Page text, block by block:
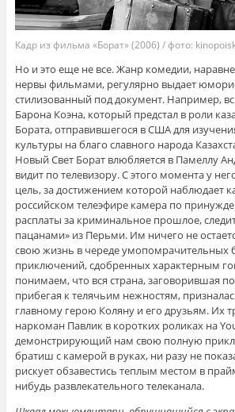
Кадр из фильма «Борат» (2006) / фото:
Но и это еще не все. Жанр комедии,
нервы фильмами, регулярно выдает
стилизованный под документ. Например,
Барона Коэна, который предстал в роли
Бората, отправившегося в США для
культуры на благо славного народа
Новый Свет Борат влюбляется в Памеллу
видит по телевизору. С этого момента у
цель, за достижением которой наблюдает
российском телеэфире камера по
расплаты за криминальное прошлое,
пацанами» из Перьми. Им ничего не
свою жизнь в череде умопомрачительных
приключений, сдобренных характерным
понимаем, что вся страна, заговорившая
прибегая к телячьим нежностям,
главному герою Коляну и его друзьям. Их
наркоман Павлик в коротких роликах на
демонстрирующий нам свою полную
братиш с камерой в руках, ни разу не
рискует обзавестись теплым местом в
нибудь развлекательного телеканала.